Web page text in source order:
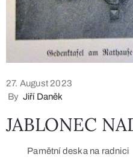
27. August 2023
By Jiří Daněk
JABLONEC
Pamětní deska na radnici